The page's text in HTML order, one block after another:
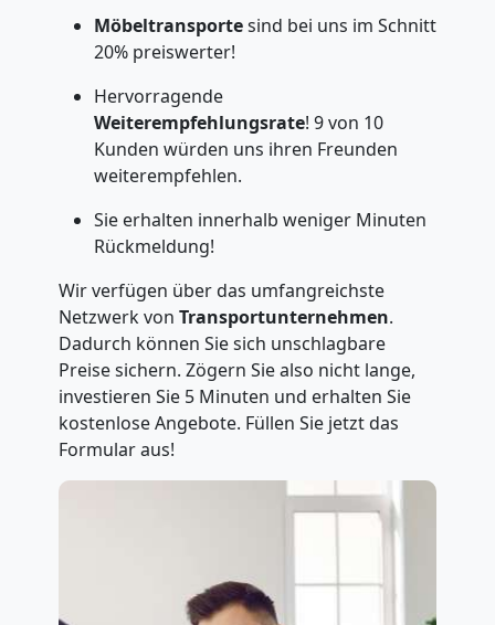
Möbeltransportesind bei uns im Schnitt
20% preiswerter!
Hervorragende
Weiterempfehlungsrate! 9 von 10
Kunden würden uns ihren Freunden
weiterempfehlen.
Sie erhalten innerhalb weniger Minuten
Rückmeldung!
Wir verfügen über das umfangreichste
Netzwerk von Transportunternehmen.
Dadurch können Sie sich unschlagbare
Preise sichern. Zögern Sie also nicht lange,
investieren Sie 5 Minuten und erhalten Sie
kostenlose Angebote. Füllen Sie jetzt das
Formular aus!